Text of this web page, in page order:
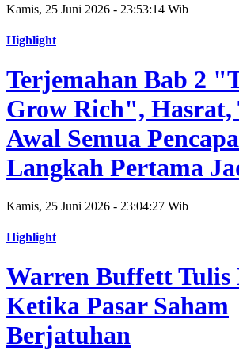
Kamis, 25 Juni 2026 - 23:53:14 Wib
Highlight
Terjemahan Bab 2
Grow Rich",
Awal Semua
Langkah Pertama
Kamis, 25 Juni 2026 - 23:04:27 Wib
Highlight
Warren Buffett Tulis
Ketika Pasar Saham
Berjatuhan